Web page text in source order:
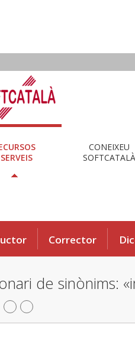
CONEIXEU
SOFTCATALÀ
Corrector
de sinònims: